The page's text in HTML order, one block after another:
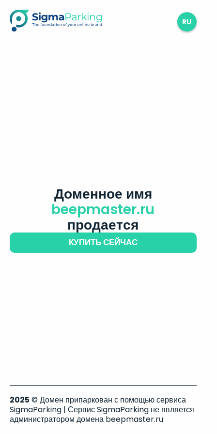
RU
Доменное имя
beepmaster.ru
продается
КУПИТЬ СЕЙЧАС
2025 © Домен припаркован с помощью сервиса
SigmaParking | Сервис SigmaParking не является
администратором домена beepmaster.ru